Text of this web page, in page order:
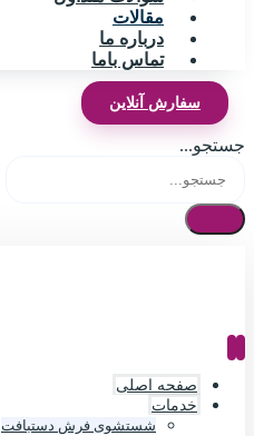
مقالات
درباره ما
تماس باما
سفارش آنلاین
جستجو...
صفحه اصلی
خدمات
شستشوی فرش دستبافت